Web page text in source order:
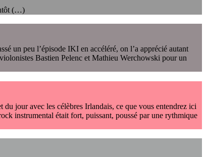
(…)
un peu l’épisode IKI en accéléré, on l’a apprécié autant
Bastien Pelenc et Mathieu Werchowski pour un
jour avec les célèbres Irlandais, ce que vous entendrez ici
instrumental était fort, puissant, poussé par une rythmique